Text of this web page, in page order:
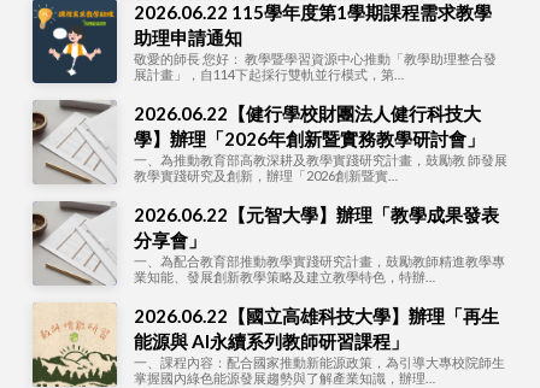
2026.06.22 115學年度第1學期課程需求教學
助理申請通知
敬愛的師長 您好： 教學暨學習資源中心推動「教學助理整合發
展計畫」，自114下起採行雙軌並行模式，第…
2026.06.22【健行學校財團法人健行科技大
學】辦理「2026年創新暨實務教學研討會」
一、為推動教育部高教深耕及教學實踐研究計畫，鼓勵教 師發展
教學實踐研究及創新，辦理「2026創新暨實…
2026.06.22【元智大學】辦理「教學成果發表
分享會」
一、為配合教育部推動教學實踐研究計畫，鼓勵教師精進教學專
業知能、發展創新教學策略及建立教學特色，特辦…
2026.06.22【國立高雄科技大學】辦理「再生
能源與 AI永續系列教師研習課程」
一、課程內容：配合國家推動新能源政策，為引導大專校院師生
掌握國內綠色能源發展趨勢與了解產業知識，辦理…